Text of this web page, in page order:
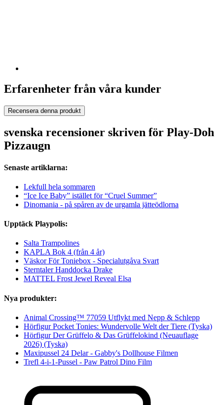
Erfarenheter från våra kunder
Recensera denna produkt
svenska recensioner skriven för Play-Doh
Pizzaugn
Senaste artiklarna:
Lekfull hela sommaren
“Ice Ice Baby” istället för “Cruel Summer”
Dinomania - på spåren av de urgamla jätteödlorna
Upptäck Playpolis:
Salta Trampolines
KAPLA Bok 4 (från 4 år)
Väskor För Toniebox - Specialutgåva Svart
Sterntaler Handdocka Drake
MATTEL Frost Jewel Reveal Elsa
Nya produkter:
Animal Crossing™ 77059 Utflykt med Nepp & Schlepp
Hörfigur Pocket Tonies: Wundervolle Welt der Tiere (Tyska)
Hörfigur Der Grüffelo & Das Grüffelokind (Neuauflage
2026) (Tyska)
Maxipussel 24 Delar - Gabby's Dollhouse Filmen
Trefl 4-i-1-Pussel - Paw Patrol Dino Film